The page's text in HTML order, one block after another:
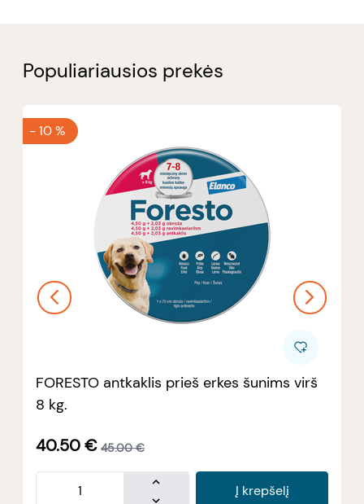
Populiariausios prekės
-10 %
FORESTO antkaklis prieš erkes šunims virš
8 kg.
40.50€ 45.00 €
Į krepšelį